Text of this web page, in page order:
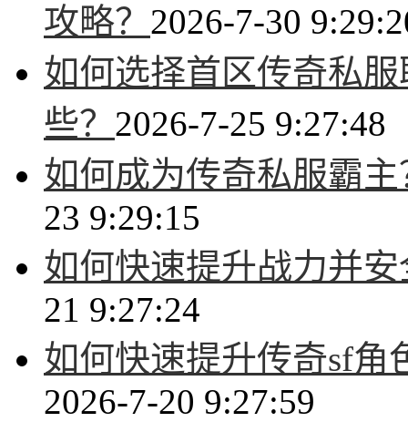
攻略？ 2026-7-30
如何选择首区传奇私
些？ 2026-7-25 9:27:48
如何成为传奇私服霸
23 9:29:15
如何快速提升战力并
21 9:27:24
如何快速提升传奇sf角
2026-7-20 9:27:59